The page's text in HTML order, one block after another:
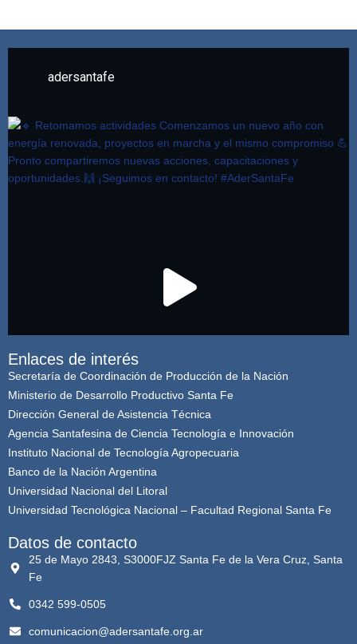
adersantafe
CARGAR MÁS
Enlaces de interés
Secretaría de Coordinación de Producción de la Nación
Ministerio de Desarrollo Productivo Santa Fe
Dirección General de Asistencia Técnica
Agencia Santafesina de Ciencia Tecnología e Innovación
Instituto Nacional de Tecnología Agropecuaria
Banco de la Nación Argentina
Universidad Nacional del Litoral
Universidad Tecnológica Nacional – Facultad Regional Santa Fe
Datos de contacto
25 de Mayo 2843, S3000FJZ Santa Fe de la Vera Cruz, Santa
Fe
0342 599-0505
comunicacion@adersantafe.org.ar